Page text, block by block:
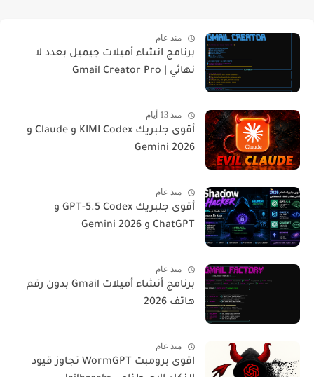
منذ عام
برنامج انشاء أميلات جيميل بعدد لا
نهائي | Gmail Creator Pro
منذ 13 أيام
أقوى جلبريك KIMI Codex و Claude و
Gemini 2026
منذ عام
أقوى جلبريك GPT-5.5 Codex و
ChatGPT و Gemini 2026
منذ عام
برنامج أنشاء أميلات Gmail بدون رقم
هاتف 2026
منذ عام
اقوى برومبت WormGPT تجاوز قيود